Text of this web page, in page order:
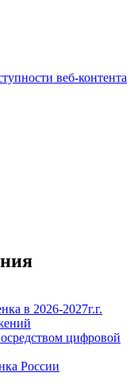
веб-контента
в 2026-2027г.г.
цифровой
России